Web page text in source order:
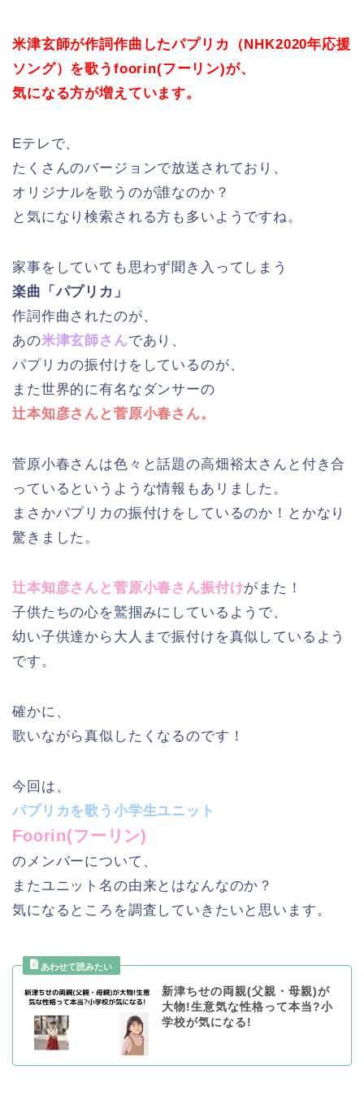
米津玄師が作詞作曲したパプリカ（NHK2020年応援
ソング）を歌うfoorin(フーリン)が、
気になる方が増えています。
Eテレで、
たくさんのバージョンで放送されており、
オリジナルを歌うのが誰なのか？
と気になり検索される方も多いようですね。
家事をしていても思わず聞き入ってしまう
楽曲「パプリカ」
作詞作曲されたのが、
あの米津玄師さんであり、
パプリカの振付けをしているのが、
また世界的に有名なダンサーの
辻本知彦さんと菅原小春さん。
菅原小春さんは色々と話題の高畑裕太さんと付き合
っているというような情報もあリました。
まさかパプリカの振付けをしているのか！とかなり
驚きました。
辻本知彦さんと菅原小春さん振付けがまた！
子供たちの心を鷲掴みにしているようで、
幼い子供達から大人まで振付けを真似しているよう
です。
確かに、
歌いながら真似したくなるのです！
今回は、
パプリカを歌う小学生ユニット
Foorin(フーリン)
のメンバーについて、
またユニット名の由来とはなんなのか？
気になるところを調査していきたいと思います。
新津ちせの両親(父親・母親)が
大物!生意気な性格って本当?小
学校が気になる!